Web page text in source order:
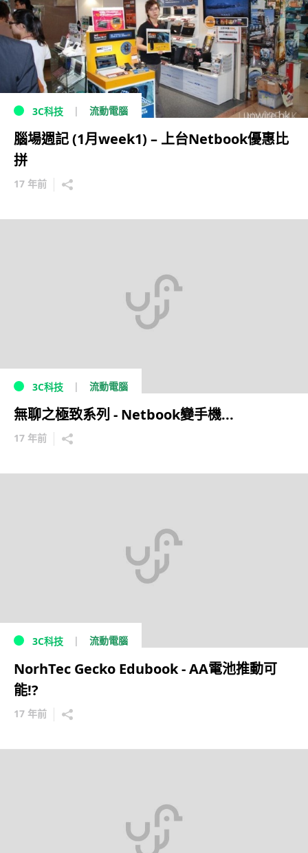
3C科技 流動電腦
腦場週記 (1月week1) – 上台Netbook優惠比
拼
17 年前
3C科技 流動電腦
無聊之極致系列 - Netbook變手機...
17 年前
3C科技 流動電腦
NorhTec Gecko Edubook - AA電池推動可
能!?
17 年前